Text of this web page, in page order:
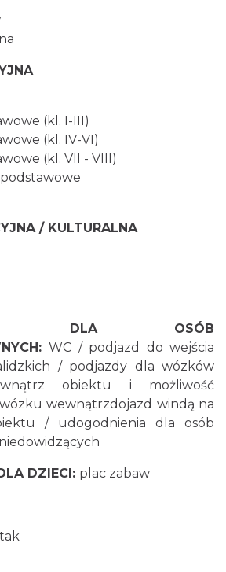
(kl. I-III)
(kl. IV-VI)
(kl. VII - VIII)
/ KULTURALNA
DLA OSÓB
WC / podjazd do wejścia
/ podjazdy dla wózków
obiektu i możliwość
wewnątrzdojazd windą na
/ udogodnienia dla osób
DZIECI: plac zabaw
tak